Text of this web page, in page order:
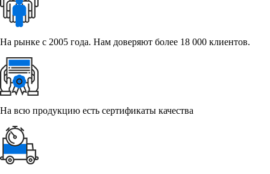
На рынке с 2005 года. Нам доверяют более 18 000 клиентов.
На всю продукцию есть сертификаты качества